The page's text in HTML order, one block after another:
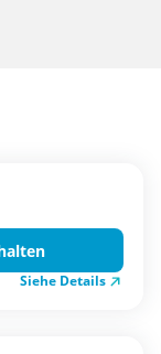
Siehe Details